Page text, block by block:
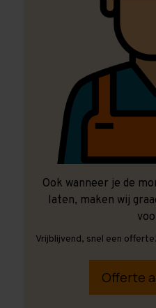
Ook wanneer je de
laten, maken wij
Vrijblijvend, snel een offerte!
Offerte